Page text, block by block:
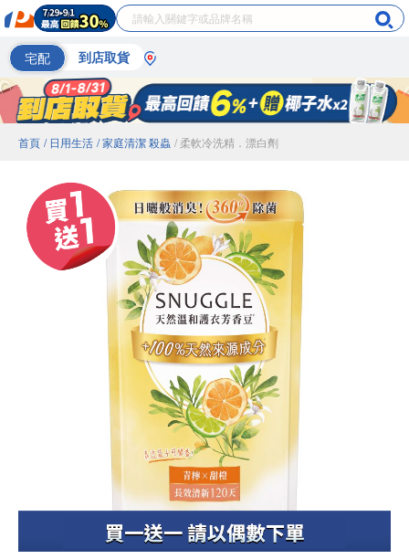
宅配 到店取貨
首頁 / 日用生活 / 家庭清潔 殺蟲 / 柔軟冷洗精．漂白劑